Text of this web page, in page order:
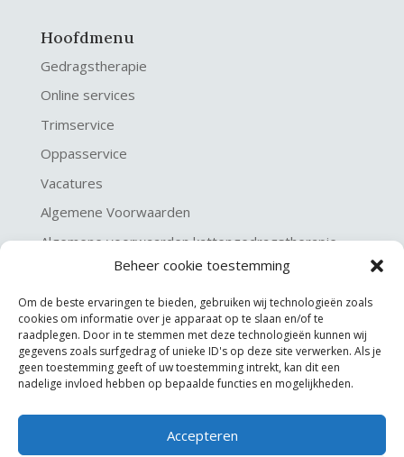
Beheer cookie toestemming
Om de beste ervaringen te bieden, gebruiken wij technologieën zoals
cookies om informatie over je apparaat op te slaan en/of te
raadplegen. Door in te stemmen met deze technologieën kunnen wij
gegevens zoals surfgedrag of unieke ID's op deze site verwerken. Als je
geen toestemming geeft of uw toestemming intrekt, kan dit een
nadelige invloed hebben op bepaalde functies en mogelijkheden.
Accepteren
Hoofdmenu
Gedragstherapie
Online services
Trimservice
Oppasservice
Vacatures
Algemene Voorwaarden
Algemene voorwaarden kattengedragstherapie
Privacy verklaring
Disclaimer & Copyright